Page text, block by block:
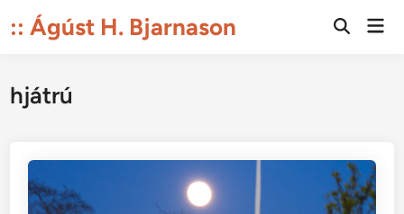
to:: Ágúst H. Bjarnason
Open
hjátrú